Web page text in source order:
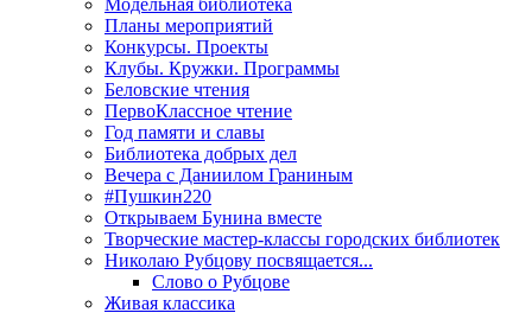
Планы мероприятий
Конкурсы. Проекты
Клубы. Кружки. Программы
Беловские чтения
ПервоКлассное чтение
Год памяти и славы
Библиотека добрых дел
Вечера с Даниилом Граниным
#Пушкин220
Открываем Бунина вместе
Творческие мастер-классы городских библиотек
Николаю Рубцову посвящается...
Слово о Рубцове
Живая классика